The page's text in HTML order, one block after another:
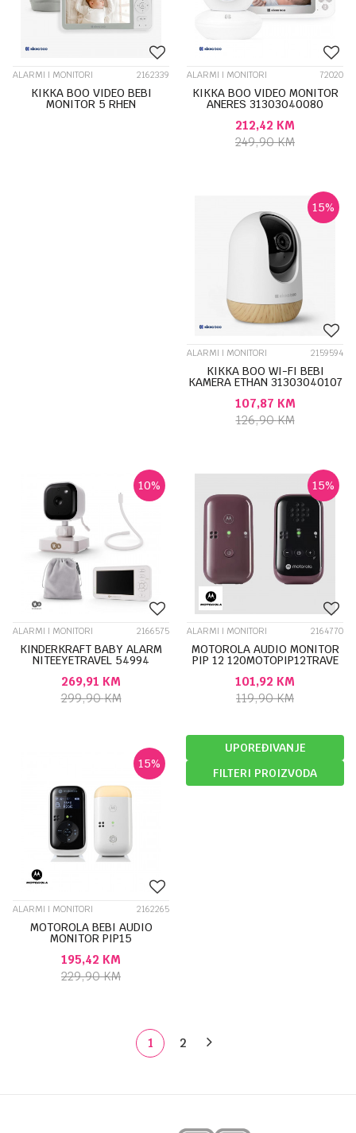
ALARMI I MONITORI 2162339
KIKKA BOO VIDEO BEBI
MONITOR 5 RHEN
ALARMI I MONITORI 72020
KIKKA BOO VIDEO MONITOR
ANERES 31303040080
212,42 KM
249,90KM
15%
ALARMI I MONITORI 2159594
KIKKA BOO WI-FI BEBI
KAMERA ETHAN 31303040107
107,87 KM
126,90KM
10%
ALARMI I MONITORI 2166575
KINDERKRAFT BABY ALARM
NITEEYETRAVEL 54994
269,91 KM
299,90KM
15%
ALARMI I MONITORI 2164770
MOTOROLA AUDIO MONITOR
PIP 12 120MOTOPIP12TRAVE
101,92 KM
119,90KM
15%
ALARMI I MONITORI 2162265
MOTOROLA BEBI AUDIO
MONITOR PIP15
195,42 KM
229,90KM
UPOREĐIVANJE
FILTERI PROIZVODA
1 2